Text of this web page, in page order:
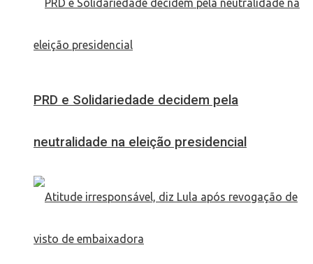
PRD e Solidariedade decidem pela
neutralidade na eleição presidencial